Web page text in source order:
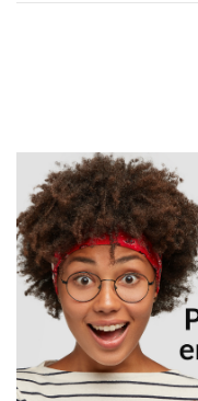
PRECIOS
EN
SUPLEMENTOS
DEPORTIVOS
EN
PERGAMINO
SUPLEMENTOS
DEPORTIVOS
EN